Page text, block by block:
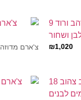
₪1,020 צ'ארם מדוזה